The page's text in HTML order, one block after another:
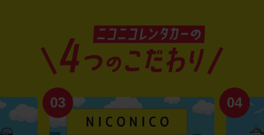
03 04